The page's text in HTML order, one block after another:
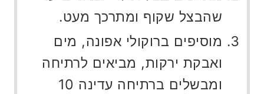
שהבצל שקוף ומתרכך מעט.
מוסיפים ברוקולי אפונה, מים
ואבקת ירקות, מביאים לרתיחה
ומבשלים ברתיחה עדינה 10